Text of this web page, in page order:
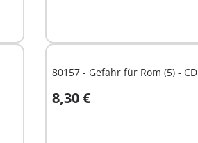
80157 - Gefahr für Rom (5) - CD
8,30 €
In den Warenkorb